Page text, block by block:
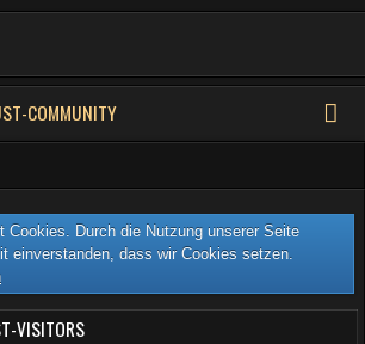
COMMUNITY
Cookies. Durch die Nutzung unserer Seite
einverstanden, dass wir Cookies setzen.
VISITORS